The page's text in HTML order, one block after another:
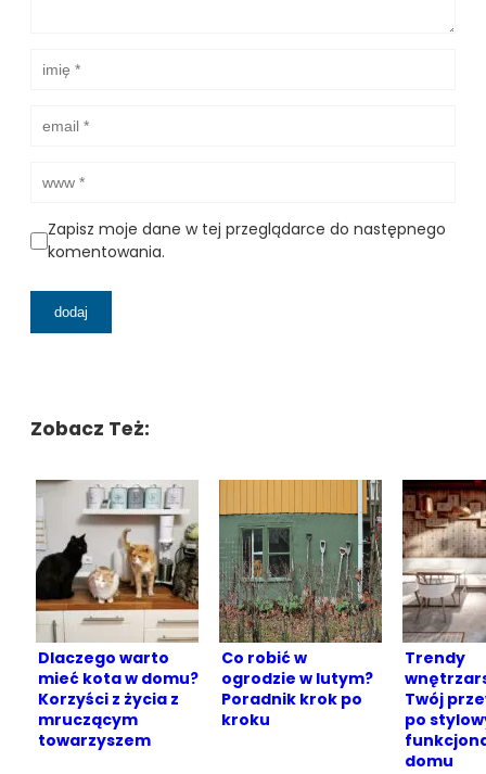
Zapisz moje dane w tej przeglądarce do następnego
komentowania.
Zobacz Też:
Dlaczego warto
mieć kota w domu?
Korzyści z życia z
mruczącym
towarzyszem
Co robić w
ogrodzie w lutym?
Poradnik krok po
kroku
Trendy
Twój
po
domu